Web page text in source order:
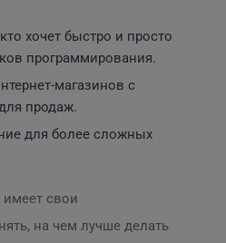
хочет быстро и просто
программирования.
магазинов с
продаж.
для более сложных
свои
на чем лучше делать